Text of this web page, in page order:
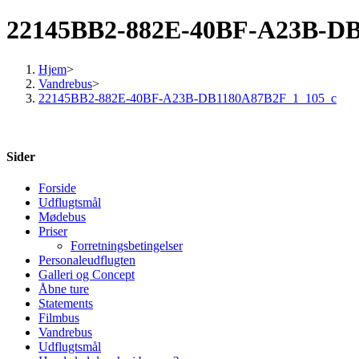
22145BB2-882E-40BF-A23B-
Hjem>
Vandrebus>
22145BB2-882E-40BF-A23B-DB1180A87B2F_1_105_c
Sider
Forside
Udflugtsmål
Mødebus
Priser
Forretningsbetingelser
Personaleudflugten
Galleri og Concept
Åbne ture
Statements
Filmbus
Vandrebus
Udflugtsmål